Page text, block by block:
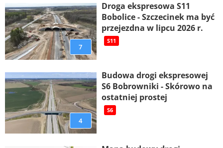
7
Droga ekspresowa S11
Bobolice - Szczecinek ma być
przejezdna w lipcu 2026 r.
S11
4
Budowa drogi ekspresowej
S6 Bobrowniki - Skórowo na
ostatniej prostej
S6